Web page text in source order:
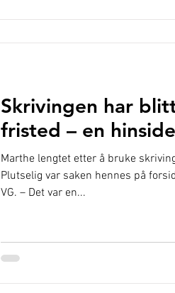
Skrivingen har
fristed – en
Marthe lengtet etter å bruke
Plutselig var saken hennes på
VG. – Det var en...